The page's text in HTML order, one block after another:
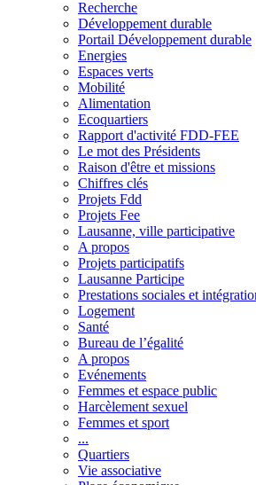
Recherche
Développement durable
Portail Développement durable
Energies
Espaces verts
Mobilité
Alimentation
Ecoquartiers
Rapport d'activité FDD-FEE
Le mot des Présidents
Raison d'être et missions
Chiffres clés
Projets Fdd
Projets Fee
Lausanne, ville participative
A propos
Projets participatifs
Lausanne Participe
Prestations sociales et
Logement
Santé
Bureau de l’égalité
A propos
Evénements
Femmes et espace public
Harcèlement sexuel
Femmes et sport
...
Quartiers
Vie associative